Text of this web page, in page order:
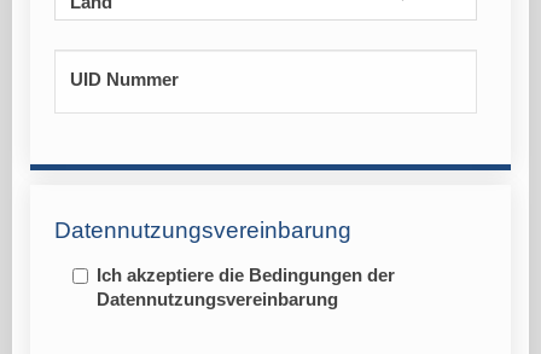
UID Nummer
Datennutzungsvereinbarung
Ich akzeptiere die Bedingungen der
Datennutzungsvereinbarung